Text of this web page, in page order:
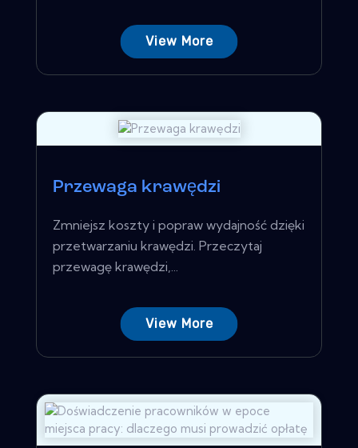
View More
Przewaga krawędzi
Zmniejsz koszty i popraw wydajność dzięki
przetwarzaniu krawędzi. Przeczytaj
przewagę krawędzi,...
View More